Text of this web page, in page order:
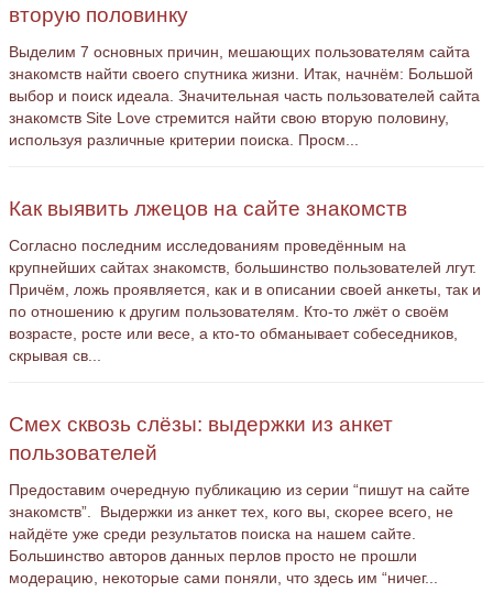
вторую половинку
Выделим 7 основных причин, мешающих пользователям сайта
знакомств найти своего спутника жизни. Итак, начнём: Большой
выбор и поиск идеала. Значительная часть пользователей сайта
знакомств Site Love стремится найти свою вторую половину,
используя различные критерии поиска. Просм...
Как выявить лжецов на сайте знакомств
Согласно последним исследованиям проведённым на
крупнейших сайтах знакомств, большинство пользователей лгут.
Причём, ложь проявляется, как и в описании своей анкеты, так и
по отношению к другим пользователям. Кто-то лжёт о своём
возрасте, росте или весе, а кто-то обманывает собеседников,
скрывая св...
Смех сквозь слёзы: выдержки из анкет
пользователей
Предоставим очередную публикацию из серии “пишут на сайте
знакомств”. Выдержки из анкет тех, кого вы, скорее всего, не
найдёте уже среди результатов поиска на нашем сайте.
Большинство авторов данных перлов просто не прошли
модерацию, некоторые сами поняли, что здесь им “ничег...